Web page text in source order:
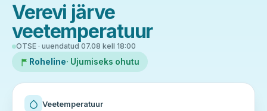
Verevi järve
veetemperatuur
OTSE · uuendatud 07.08 kell 18:00
Roheline· Ujumiseks ohutu
Veetemperatuur